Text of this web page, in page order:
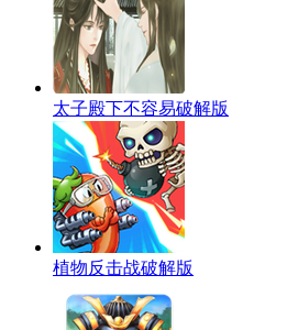
太子殿下不容易破解版
植物反击战破解版